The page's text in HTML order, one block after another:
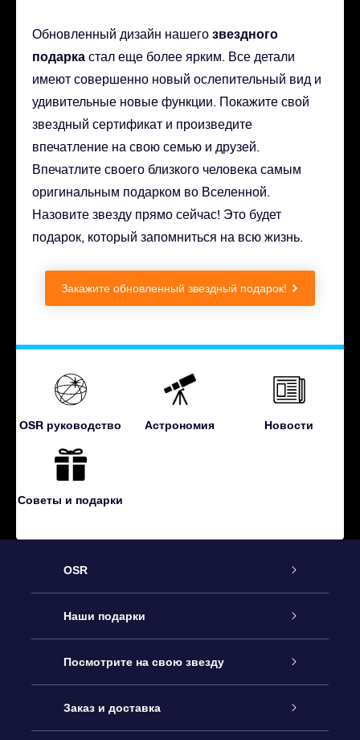
Обновленный дизайн нашего звездного
подарка стал еще более ярким. Все детали
имеют совершенно новый ослепительный вид и
удивительные новые функции. Покажите свой
звездный сертификат и произведите
впечатление на свою семью и друзей.
Впечатлите своего близкого человека самым
оригинальным подарком во Вселенной.
Назовите звезду прямо сейчас! Это будет
подарок, который запомниться на всю жизнь.
Закажите обновленный звездный подарок!
OSR руководство Астрономия Новости
Советы и подарки
OSR
Обслуживание
Как с нами связаться
Блог
Наши подарки
Онлайн подарок Online Star Gift
Подарочный набор OSR
Посмотрите на свою звезду
Звездный реестр
Заказ и доставка